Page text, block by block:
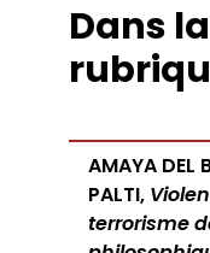
Dans
AMAYA DEL
PALTI,
terrorisme